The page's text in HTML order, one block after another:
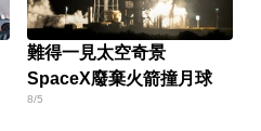
難得一見太空奇景
SpaceX廢棄火箭撞月球
8/5